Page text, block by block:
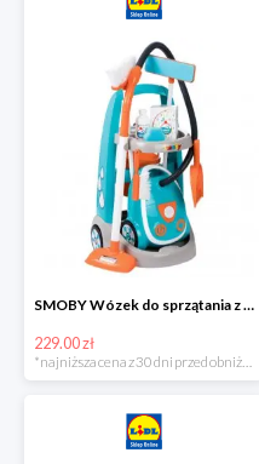
SMOBY Wózek do sprzątania z odkurzaczem
229.00 zł